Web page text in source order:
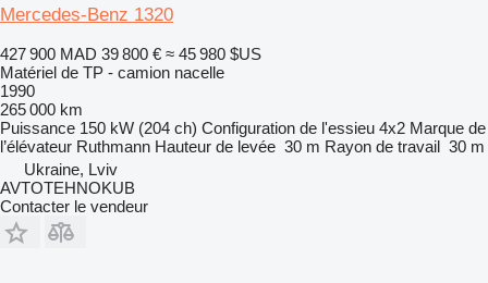
Mercedes-Benz 1320
427 900 MAD 39 800 € ≈ 45 980 $US
Matériel de TP - camion nacelle
1990
265 000 km
Puissance 150 kW (204 ch) Configuration de l'essieu 4x2 Marque de
l’élévateur Ruthmann Hauteur de levée 30 m Rayon de travail 30 m
Ukraine, Lviv
AVTOTEHNOKUB
Contacter le vendeur